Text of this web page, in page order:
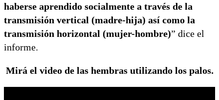
haberse aprendido socialmente a través de la
transmisión vertical (madre-hija) así como la
transmisión horizontal (mujer-hombre)” dice el
informe.
Mirá el video de las hembras utilizando los palos.